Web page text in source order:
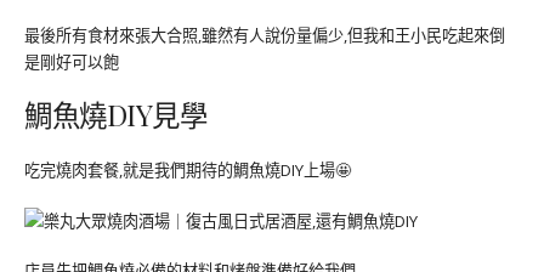
最後所有食材來張大合照,雖然有人說份量偏少,但我和王小民吃起來倒
是剛好可以飽
鯛魚燒DIY見學
吃完燒肉套餐,就是我們期待的鯛魚燒DIY上場🤩